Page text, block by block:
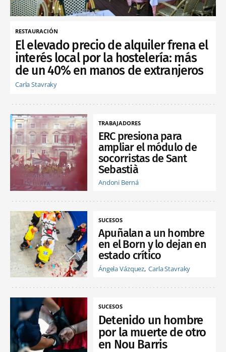
RESTAURACIÓN
El elevado precio de alquiler frena el
interés local por la hostelería: más
de un 40% en manos de extranjeros
Carla Stavraky
TRABAJADORES
ERC presiona para
ampliar el módulo de
socorristas de Sant
Sebastià
Andoni Berná
SUCESOS
Apuñalan a un hombre
en el Born y lo dejan en
estado crítico
Ángela Vázquez Carla Stavraky
SUCESOS
Detenido un hombre
por la muerte de otro
en Nou Barris